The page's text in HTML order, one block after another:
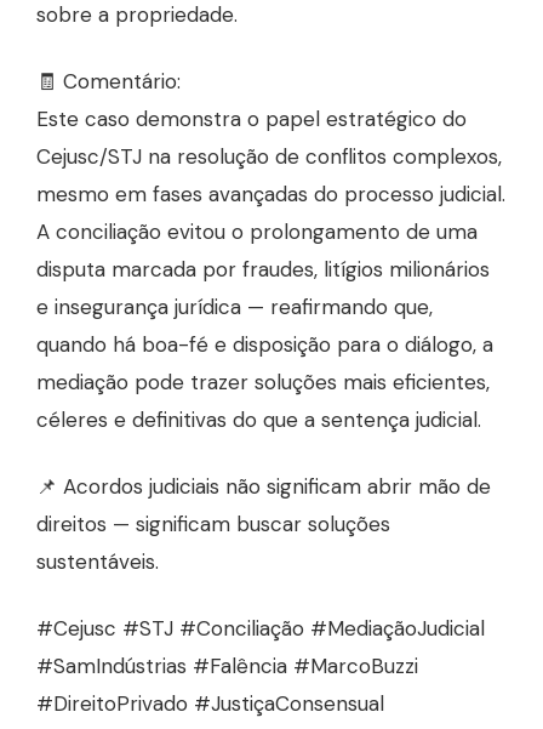
sobre a propriedade.
🧾 Comentário:
Este caso demonstra o papel estratégico do
Cejusc/STJ na resolução de conflitos complexos,
mesmo em fases avançadas do processo judicial.
A conciliação evitou o prolongamento de uma
disputa marcada por fraudes, litígios milionários
e insegurança jurídica — reafirmando que,
quando há boa-fé e disposição para o diálogo, a
mediação pode trazer soluções mais eficientes,
céleres e definitivas do que a sentença judicial.
📌 Acordos judiciais não significam abrir mão de
direitos — significam buscar soluções
sustentáveis.
#Cejusc #STJ #Conciliação #MediaçãoJudicial
#SamIndústrias #Falência #MarcoBuzzi
#DireitoPrivado #JustiçaConsensual